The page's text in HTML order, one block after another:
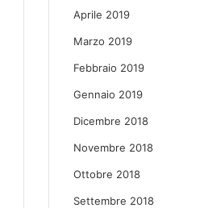
Aprile 2019
Marzo 2019
Febbraio 2019
Gennaio 2019
Dicembre 2018
Novembre 2018
Ottobre 2018
Settembre 2018